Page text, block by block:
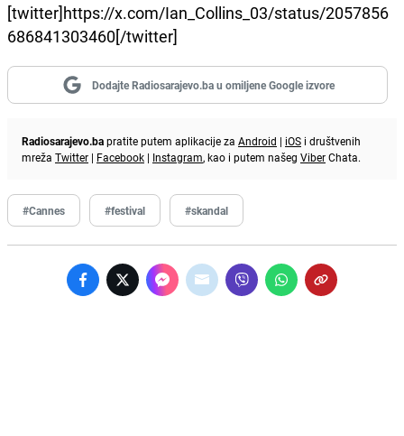
[twitter]https://x.com/Ian_Collins_03/status/2057856
686841303460[/twitter]
Dodajte Radiosarajevo.ba u omiljene Google izvore
Radiosarajevo.bapratite putem aplikacije za Android | iOS i društvenih
mreža Twitter | Facebook | Instagram, kao i putem našeg ViberChata.
#Cannes #festival #skandal